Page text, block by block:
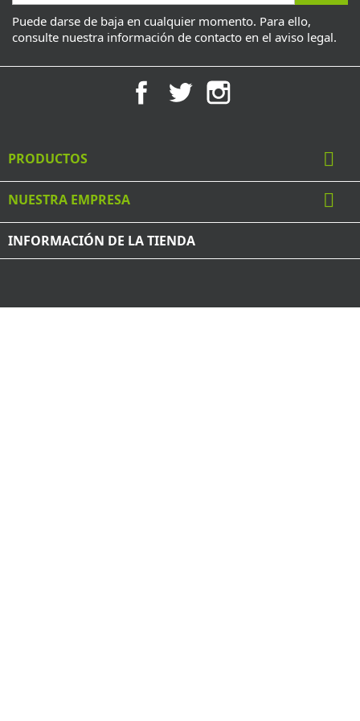
Puede darse de baja en cualquier momento. Para ello,
consulte nuestra información de contacto en el aviso legal.
FacebookTwitter
PRODUCTOS 
NUESTRA EMPRESA 
INFORMACIÓN DE LA TIENDA